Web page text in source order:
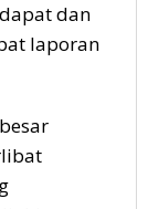
dan
laporan